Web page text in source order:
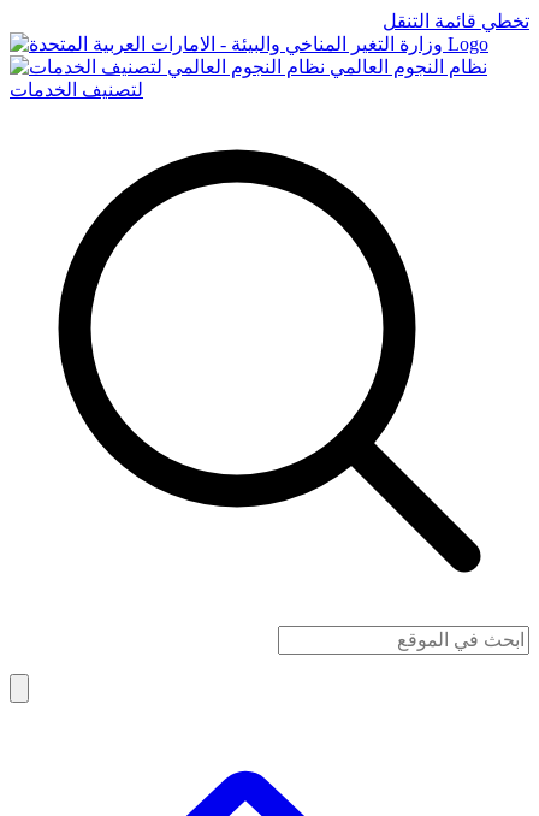
تخطي قائمة التنقل
Logo
نظام النجوم العالمي
لتصنيف الخدمات